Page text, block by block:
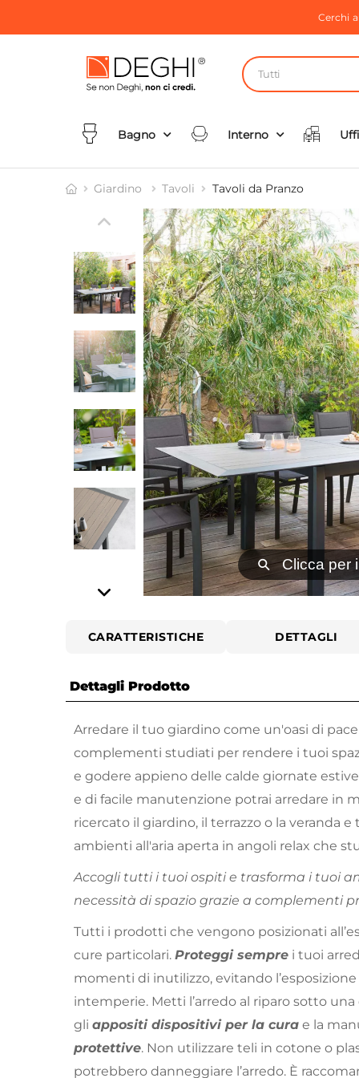
Cerchi
Tutti
Bagno Interno
Giardino Tavoli Tavoli da Pranzo
⚲ Clicca per
CARATTERISTICHE DETTAGLI
Dettagli Prodotto
Arredare il tuo giardino come un'oasi di
complementi studiati per rendere i tuoi
e godere appieno delle calde giornate
e di facile manutenzione potrai arredare in
ricercato il giardino, il terrazzo o la veranda e
ambienti all'aria aperta in angoli relax che
Accogli tutti i tuoi ospiti e trasforma i tuoi
necessità di spazio grazie a complementi
Tutti i prodotti che vengono posizionati
cure particolari. Proteggi sempre i tuoi
momenti di inutilizzo, evitando l’esposizione
intemperie. Metti l’arredo al riparo sotto
gli appositi dispositivi per la cura e la
protettive. Non utilizzare teli in cotone o
potrebbero danneggiare l’arredo. È